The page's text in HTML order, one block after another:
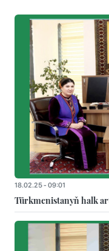
18.02.25 - 09:01
Türkmenistanyň halk